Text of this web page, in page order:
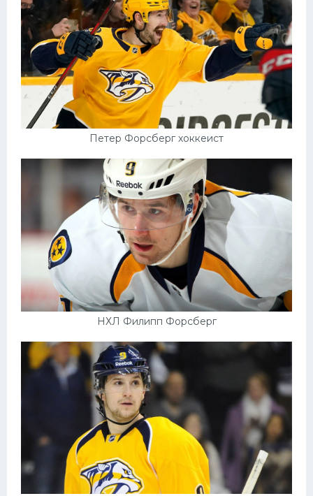
Петер Форсберг хоккеист
НХЛ Филипп Форсберг